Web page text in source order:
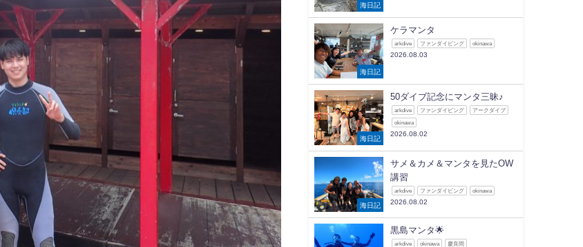
海日記
海日記
ケラマンタ
arkdive ファンダイビング okinawa
2026.08.03
海日記
50ダイブ記念にマンタ三昧♪
arkdive ファンダイビング アークダイブ
okinawa
2026.08.02
海日記
サメ＆カメ＆マンタを見たOW
講習
arkdive ファンダイビング okinawa
2026.08.02
黒島マンタ🌟
arkdive okinawa 慶良間